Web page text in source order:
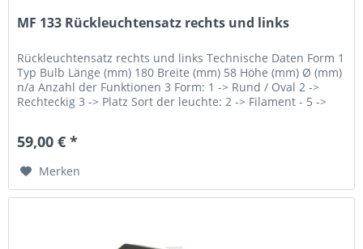
MF 133 Rückleuchtensatz rechts und links
Rückleuchtensatz rechts und links Technische Daten Form 1
Typ Bulb Länge (mm) 180 Breite (mm) 58 Höhe (mm) Ø (mm)
n/a Anzahl der Funktionen 3 Form: 1 -> Rund / Oval 2 ->
Rechteckig 3 -> Platz Sort der leuchte: 2 -> Filament - 5 ->
59,00 € *
Merken